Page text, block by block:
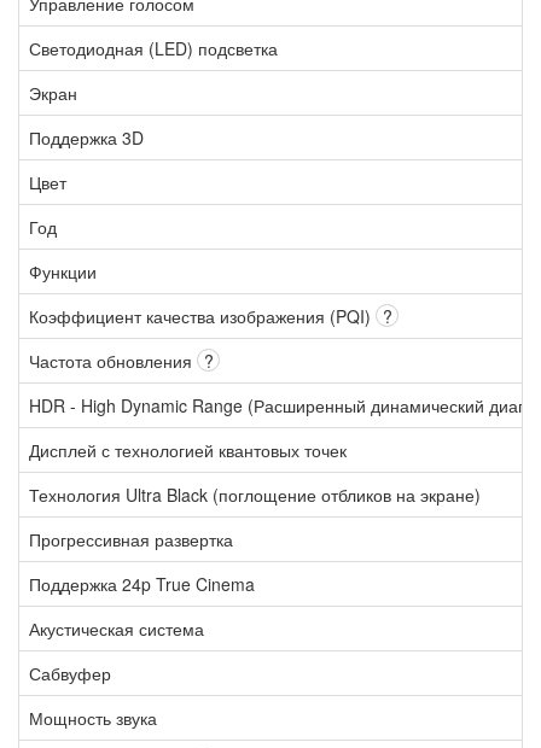
Светодиодная (LED) подсветка
Экран
Поддержка 3D
Цвет
Год
Функции
Коэффициент качества изображения (PQI) ?
Частота обновления ?
HDR - High Dynamic Range (Расширенный динамический
Дисплей с технологией квантовых точек
Технология Ultra Black (поглощение отбликов на экране)
Прогрессивная развертка
Поддержка 24p True Cinema
Акустическая система
Сабвуфер
Мощность звука